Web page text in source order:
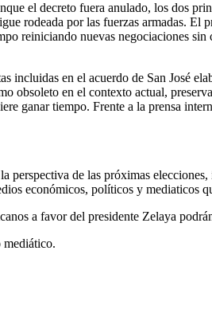
el decreto fuera anulado, los dos
rodeada por las fuerzas armadas.
reiniciando nuevas negociaciones
incluidas en el acuerdo de San José
obsoleto en el contexto actual,
ganar tiempo. Frente a la prensa
de las próximas
económicos, políticos y mediaticos
a favor del presidente Zelaya
mediático.